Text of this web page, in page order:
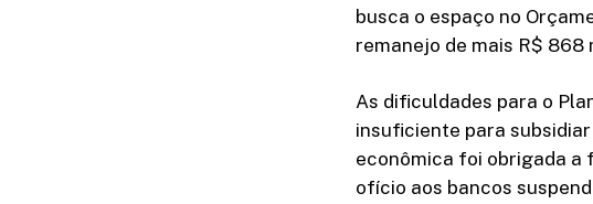
busca o espaço no
remanejo de mais R$ 868
As dificuldades para o
insuficiente para
econômica foi obrigada a
ofício aos bancos